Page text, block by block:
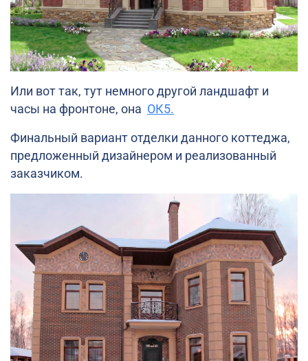
Или вот так, тут немного другой ландшафт и
часы на фронтоне, она ОК5.
Финальный вариант отделки данного коттеджа,
предложенный дизайнером и реализованный
заказчиком.